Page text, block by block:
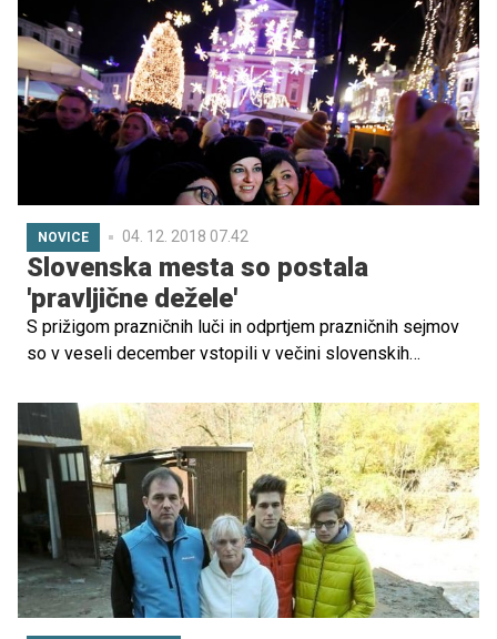
nad kupom spomenikov, zbirk iz starih časov, sem
prepričana, da bo na koncu z veseljem objavil kakšno
fotografijo na družbenem omrežju. In zdaj je edinstven
čas, da doživite v avstrijskem glavnem in največjem
mestu božično čarovnijo.
NOVICE 04. 12. 2018 07.42
Slovenska mesta so postala
'pravljične dežele'
S prižigom prazničnih luči in odprtjem prazničnih sejmov
so v veseli december vstopili v večini slovenskih
okuse. Poleg tradicionalnih prazničnih sejmov in
pravljičnih dežel so ponekod zaživela tudi drsališča.